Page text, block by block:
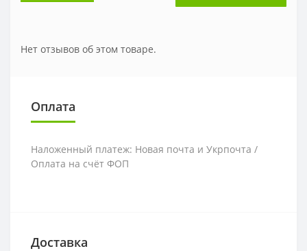
Нет отзывов об этом товаре.
Оплата
Наложенный платеж: Новая почта и Укрпочта /
Оплата на счёт ФОП
Доставка